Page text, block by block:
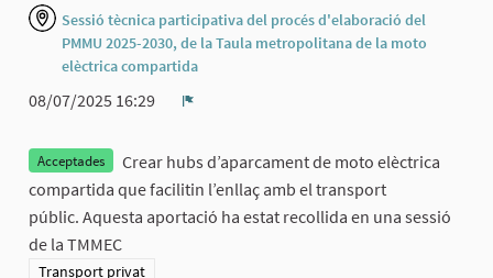
Sessió tècnica participativa del procés d'elaboració del
PMMU 2025-2030, de la Taula metropolitana de la moto
elèctrica compartida
08/07/2025 16:29
Acceptades
Crear hubs d’aparcament de moto elèctrica
compartida que facilitin l’enllaç amb el transport
públic. Aquesta aportació ha estat recollida en una sessió
de la TMMEC
Resultats al filtrar per la categoria: Transport privat
Transport privat